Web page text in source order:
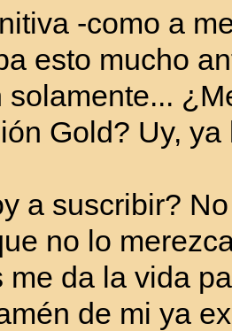
-como a
esto mucho
solamente...
Gold? Uy,
a suscribir?
no lo
me da la vida
de mi ya